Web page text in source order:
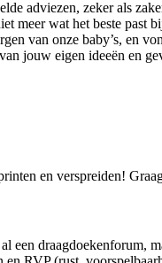
adviezen, zeker als
meer wat het beste
van onze baby’s, en
jouw eigen ideeën en
en verspreiden!
draagdoekenforum,